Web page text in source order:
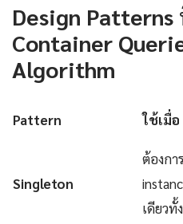
Design Patterns
Container
Algorithm
Pattern ใช้เมื่อ
Singleton
ต้องการ
เดียวทั้